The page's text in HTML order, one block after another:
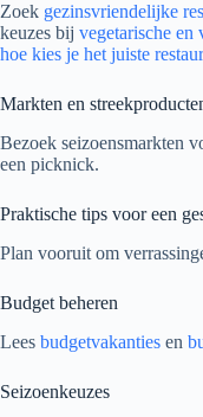
Zoek gezinsvriendelijke
keuzes bij vegetarische en
hoe kies je het juiste
Markten en
Bezoek seizoensmarkten
een picknick.
Praktische tips voor een
Plan vooruit om
Budget beheren
Lees budgetvakanties en
Seizoenkeuzes